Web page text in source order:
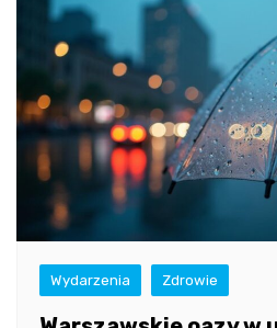
Wydarzenia Zdrowie